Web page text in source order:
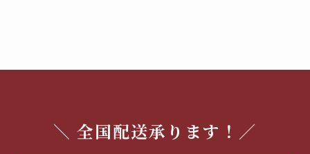
＼ 全国配送承ります！／